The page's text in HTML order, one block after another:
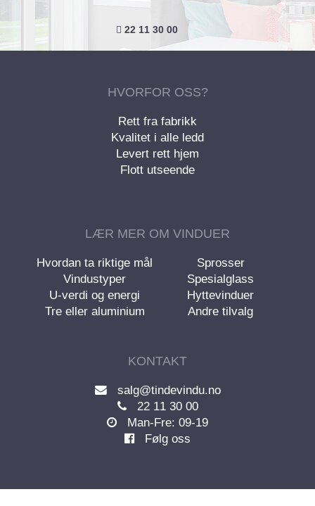
22 11 30 00
HVORFOR OSS?
Rett fra fabrikk
Kvalitet i alle ledd
Levert rett hjem
Flott utseende
LÆR MER OM VINDUER
Hvordan ta riktige mål
Vindustyper
U-verdi og energi
Tre eller aluminium
Sprosser
Spesialglass
Hyttevinduer
Andre tilvalg
KONTAKT
salg@tindevindu.no
22 11 30 00
Man-Fre: 09-19
Følg oss